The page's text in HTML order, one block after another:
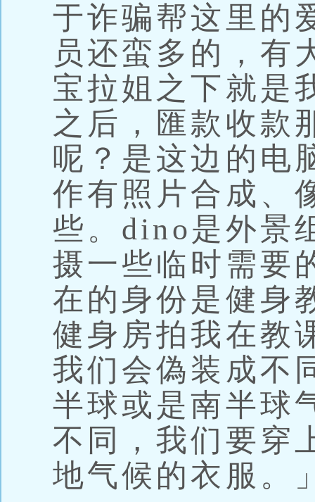
于诈骗帮这里的
员还蛮多的，有
宝拉姐之下就是
之后，匯款收款
呢？是这边的电
作有照片合成、
些。dino是外景
摄一些临时需要
在的身份是健身
健身房拍我在教
我们会偽装成不
半球或是南半球
不同，我们要穿
地气候的衣服。